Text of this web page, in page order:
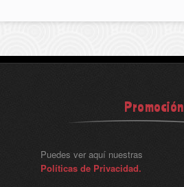
Promoción
Puedes ver aquí nuestras
Políticas de Privacidad.